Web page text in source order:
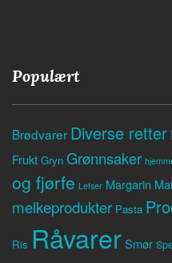
Populært
Brødvarer Diverse retter
Frukt Gryn Grønnsaker
og fjørfe Lefser Margarin
melkeprodukter Pasta
Ris RåvarerSmør